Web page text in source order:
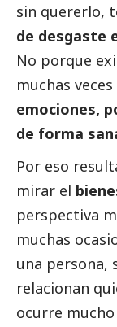
sin quererlo,
de desgaste
No porque
muchas
emociones,
de forma
Por eso
mirar el
perspectiva
muchas
una persona,
relacionan
ocurre